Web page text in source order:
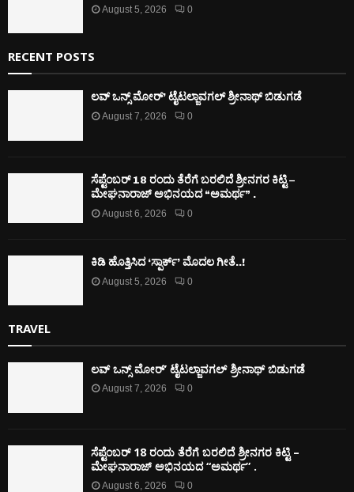
August 5, 2026 0
RECENT POSTS
ಲವ್ ಒನ್ಸ್ ಮೋರ್’ ಟೈಟಲ್ಜಾವಗಲ್ ಶ್ರೀನಾಥ್ ಬಿಡುಗಡೆ
August 7, 2026 0
ಸೆಪ್ಟೆಂಬರ್ 18 ರಂದು ತೆರೆಗೆ ಬರಲಿದೆ ಶ್ರೀನಗರ ಕಿಟ್ಟಿ –
ಮೇಘನಾರಾಜ್ ಅಭಿನಯದ “ಅಮರ್ಥ” .
August 6, 2026 0
ಕಿಡಿ‌‌ ಹೊತ್ತಿಸಿದ ‘ಸ್ಪಾರ್ಕ್’ ಮೊದಲ‌ ಗೀತೆ..!
August 5, 2026 0
TRAVEL
ಲವ್ ಒನ್ಸ್ ಮೋರ್’ ಟೈಟಲ್ಜಾವಗಲ್ ಶ್ರೀನಾಥ್ ಬಿಡುಗಡೆ
August 7, 2026 0
ಸೆಪ್ಟೆಂಬರ್ 18 ರಂದು ತೆರೆಗೆ ಬರಲಿದೆ ಶ್ರೀನಗರ ಕಿಟ್ಟಿ –
ಮೇಘನಾರಾಜ್ ಅಭಿನಯದ “ಅಮರ್ಥ” .
August 6, 2026 0